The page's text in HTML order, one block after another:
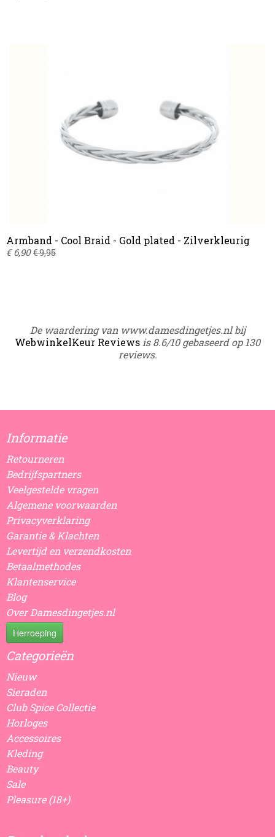
Armband - Cool Braid - Gold plated - Zilverkleurig
€ 6,90 € 9,95
De waardering van www.damesdingetjes.nl bij
WebwinkelKeur Reviews is 8.6/10 gebaseerd op 130
reviews.
Informatie
Retourneren
Bedrijfspartners
Veelgestelde vragen
Algemene voorwaarden
Privacyverklaring
Garantie & Klachten
Levertijd en verzendkosten
Betaalmethodes
Klantenservice
Blog
Over Damesdingetjes.nl
Herroeping
Categorieën
Nieuw
Sieraden
Club Spice Collectie
Horloges
Accessoires
Kleding
Beauty
Sale
Pleasure (18+)